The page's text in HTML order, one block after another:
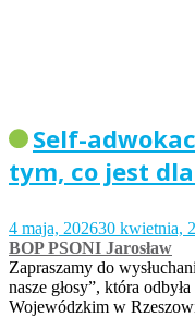
Self-
tym, co jest
4 maja, 202630 kwietnia,
BOP PSONI Jarosław
Zapraszamy do
nasze głosy”, która
Wojewódzkim w